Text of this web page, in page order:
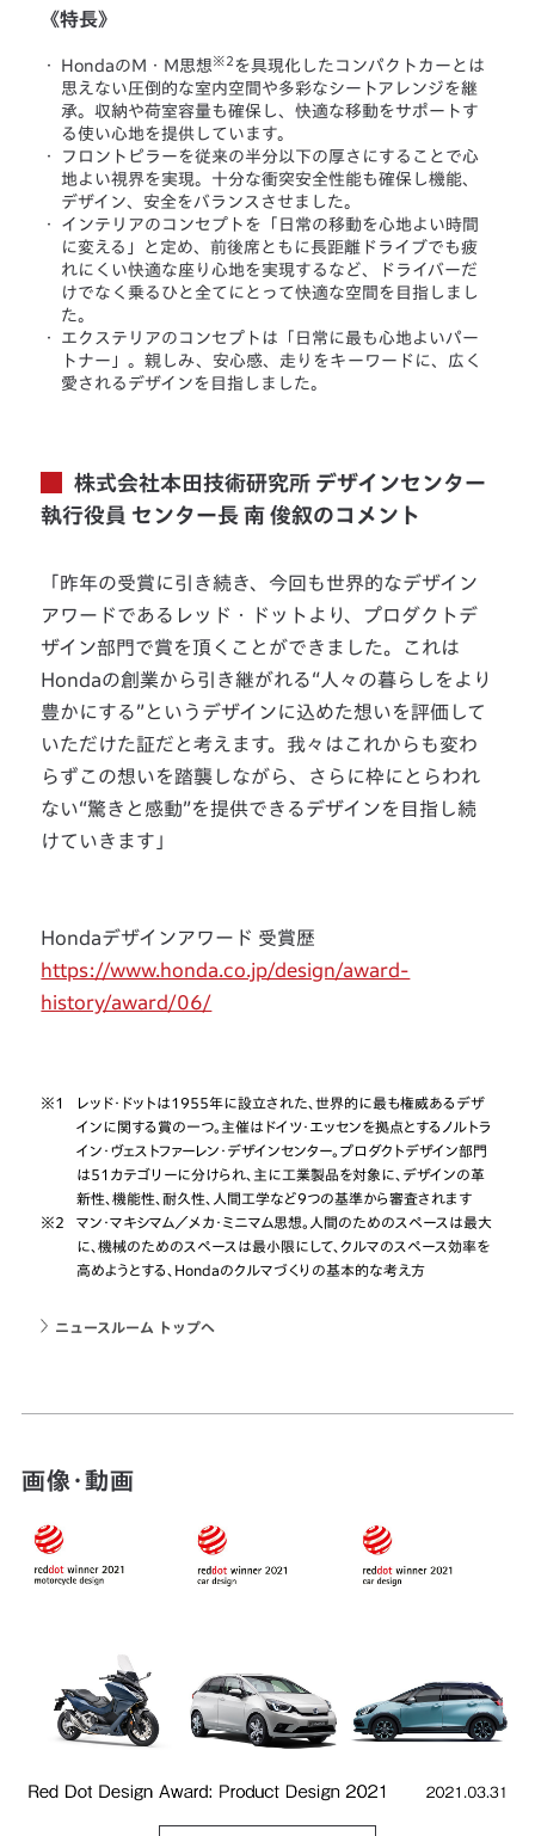
《特長》
・ HondaのM・M思想 ※2 を具現化したコンパクトカーとは
思えない圧倒的な室内空間や多彩なシートアレンジを継
承。収納や荷室容量も確保し、快適な移動をサポートす
る使い心地を提供しています。
・
フロントピラーを従来の半分以下の厚さにすることで心
地よい視界を実現。十分な衝突安全性能も確保し機能、
デザイン、安全をバランスさせました。
・
インテリアのコンセプトを「日常の移動を心地よい時間
に変える」と定め、前後席ともに長距離ドライブでも疲
れにくい快適な座り心地を実現するなど、ドライバーだ
けでなく乗るひと全てにとって快適な空間を目指しまし
た。
・
エクステリアのコンセプトは「日常に最も心地よいパー
トナー」。親しみ、安心感、走りをキーワードに、広く
愛されるデザインを目指しました。
株式会社本田技術研究所 デザインセンター
執行役員 センター長 南 俊叙のコメント
「昨年の受賞に引き続き、今回も世界的なデザイン
アワードであるレッド・ドットより、プロダクトデ
ザイン部門で賞を頂くことができました。これは
Hondaの創業から引き継がれる“人々の暮らしをより
豊かにする”というデザインに込めた想いを評価して
いただけた証だと考えます。我々はこれからも変わ
らずこの想いを踏襲しながら、さらに枠にとらわれ
ない“驚きと感動”を提供できるデザインを目指し続
けていきます」
Hondaデザインアワード 受賞歴
https://www.honda.co.jp/design/award-
history/award/06/
※1
レッド・ドットは1955年に設立された、世界的に最も権威あるデザ
インに関する賞の一つ。主催はドイツ・エッセンを拠点とするノルトラ
イン・ヴェストファーレン・デザインセンター。プロダクトデザイン部門
は51カテゴリーに分けられ、主に工業製品を対象に、デザインの革
新性、機能性、耐久性、人間工学など9つの基準から審査されます
※2
マン・マキシマム／メカ・ミニマム思想。人間のためのスペースは最大
に、機械のためのスペースは最小限にして、クルマのスペース効率を
高めようとする、Hondaのクルマづくりの基本的な考え方
ニュースルーム トップへ
画像・動画